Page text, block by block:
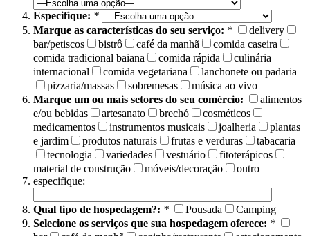
Especifique: *
Marque as características do seu serviço: *
delivery
bar/petiscos
bistrô café da manhã
comida caseira
comida tradicional baiana
comida rápida
culinária
internacional
comida vegetariana
lanchonete ou padaria
pizzaria/massas
sobremesas
música ao vivo
Marque um ou mais setores do seu comércio:
alimentos
e/ou bebidas
artesanato brechó
cosméticos
medicamentos
instrumentos musicais joalheria
plantas
e jardim
produtos naturais frutas e verduras
tabacaria
tecnologia
variedades vestuário
fitoterápicos
material de construção
móveis/decoração
outro
especifique:
Qual tipo de hospedagem?: * Pousada
Camping
Selecione os serviços que sua hospedagem oferece: *